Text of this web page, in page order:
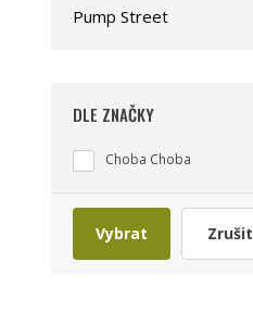
Pump Street
DLE ZNAČKY
Choba Choba
Vybrat Zrušit